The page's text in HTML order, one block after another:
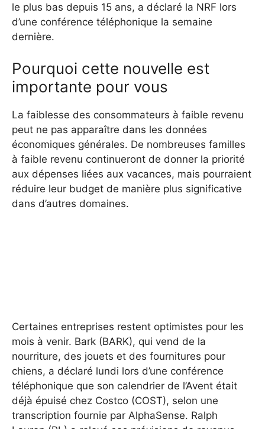
le plus bas depuis 15 ans, a déclaré la NRF lors
d’une conférence téléphonique la semaine
dernière.
Pourquoi cette nouvelle est
importante pour vous
La faiblesse des consommateurs à faible revenu
peut ne pas apparaître dans les données
économiques générales. De nombreuses familles
à faible revenu continueront de donner la priorité
aux dépenses liées aux vacances, mais pourraient
réduire leur budget de manière plus significative
dans d’autres domaines.
Certaines entreprises restent optimistes pour les
mois à venir. Bark (BARK), qui vend de la
nourriture, des jouets et des fournitures pour
chiens, a déclaré lundi lors d’une conférence
téléphonique que son calendrier de l’Avent était
déjà épuisé chez Costco (COST), selon une
transcription fournie par AlphaSense. Ralph